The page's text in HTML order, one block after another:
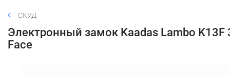
СКУД
Электронный замок Kaadas Lambo K13F
Face